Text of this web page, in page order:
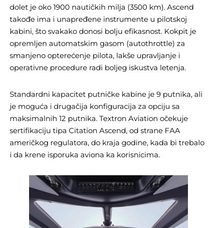
dolet je oko 1900 nautičkih milja (3500 km). Ascend
takođe ima i unapređene instrumente u pilotskoj
kabini, što svakako donosi bolju efikasnost. Kokpit je
opremljen automatskim gasom (autothrottle) za
smanjeno opterećenje pilota, lakše upravljanje i
operativne procedure radi boljeg iskustva letenja.
Standardni kapacitet putničke kabine je 9 putnika, ali
je moguća i drugačija konfiguracija za opciju sa
maksimalnih 12 putnika. Textron Aviation očekuje
sertifikaciju tipa Citation Ascend, od strane FAA
američkog regulatora, do kraja godine, kada bi trebalo
i da krene isporuka aviona ka korisnicima.